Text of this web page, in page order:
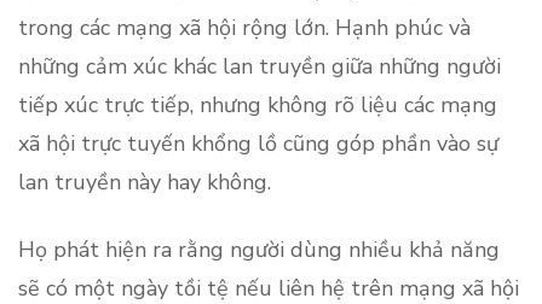
trong các mạng xã hội rộng lớn. Hạnh phúc và
những cảm xúc khác lan truyền giữa những người
tiếp xúc trực tiếp, nhưng không rõ liệu các mạng
xã hội trực tuyến khổng lồ cũng góp phần vào sự
lan truyền này hay không.
Họ phát hiện ra rằng người dùng nhiều khả năng
sẽ có một ngày tồi tệ nếu liên hệ trên mạng xã hội